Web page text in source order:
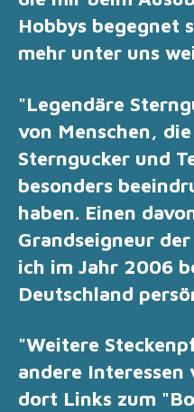
Hobbys begegnet
mehr unter uns
"Legendäre
von Menschen,
Sterngucker und
besonders
haben. Einen
Grandseigneur
ich im Jahr 2006
Deutschland
"Weitere
andere
dort Links zum